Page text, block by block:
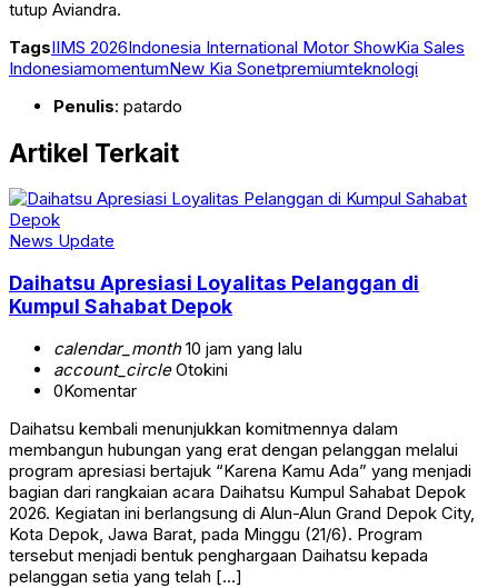
tutup Aviandra.
TagsIIMS 2026Indonesia International Motor ShowKia Sales
IndonesiamomentumNew Kia Sonetpremiumteknologi
Penulis: patardo
Artikel Terkait
News Update
Daihatsu Apresiasi Loyalitas Pelanggan di
Kumpul Sahabat Depok
calendar_month10 jam yang lalu
account_circleOtokini
0Komentar
Daihatsu kembali menunjukkan komitmennya dalam
membangun hubungan yang erat dengan pelanggan melalui
program apresiasi bertajuk “Karena Kamu Ada” yang menjadi
bagian dari rangkaian acara Daihatsu Kumpul Sahabat Depok
2026. Kegiatan ini berlangsung di Alun-Alun Grand Depok City,
Kota Depok, Jawa Barat, pada Minggu (21/6). Program
tersebut menjadi bentuk penghargaan Daihatsu kepada
pelanggan setia yang telah […]